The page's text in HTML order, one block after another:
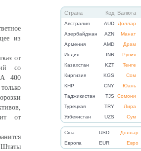
Страна Код Валюта
Австралия AUD Доллар
Азербайджан
AZN Манат
Армения
AMD Драм
Индия
INR Рупия
Казахстан
KZT Тенге
Киргизия
KGS Сом
КНР
CNY Юань
Таджикистан
TJS Сомони
Турецкая
TRY Лира
Узбекистан
UZS Сум
Cша USD Доллар
Eвропа
EUR Евро
из
от
со
400
от
Штаты